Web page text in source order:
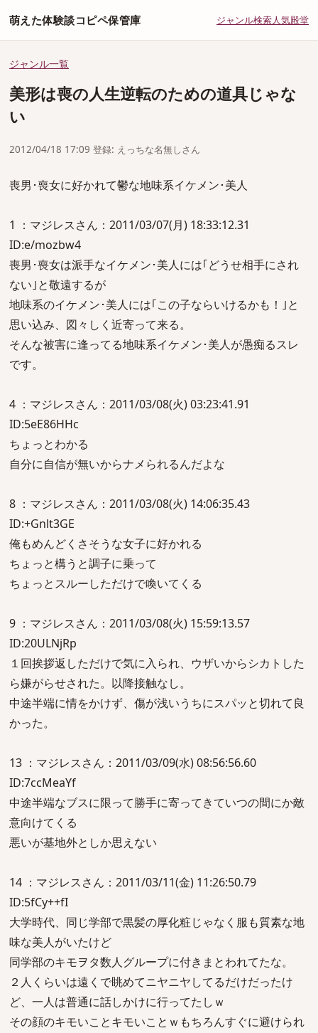
萌えた体験談コピペ保管庫 ジャンル検索人気殿堂
ジャンル一覧
美形は喪の人生逆転のための道具じゃな
い
2012/04/18 17:09 登録: えっちな名無しさん
喪男･喪女に好かれて鬱な地味系イケメン･美人
1 ：マジレスさん：2011/03/07(月) 18:33:12.31
ID:e/mozbw4
喪男･喪女は派手なイケメン･美人には｢どうせ相手にされ
ない｣と敬遠するが
地味系のイケメン･美人には｢この子ならいけるかも！｣と
思い込み、図々しく近寄って来る。
そんな被害に逢ってる地味系イケメン･美人が愚痴るスレ
です。
4 ：マジレスさん：2011/03/08(火) 03:23:41.91
ID:5eE86HHc
ちょっとわかる
自分に自信が無いからナメられるんだよな
8 ：マジレスさん：2011/03/08(火) 14:06:35.43
ID:+Gnlt3GE
俺もめんどくさそうな女子に好かれる
ちょっと構うと調子に乗って
ちょっとスルーしただけで喚いてくる
9 ：マジレスさん：2011/03/08(火) 15:59:13.57
ID:20ULNjRp
１回挨拶返しただけで気に入られ、ウザいからシカトした
ら嫌がらせされた。以降接触なし。
中途半端に情をかけず、傷が浅いうちにスパッと切れて良
かった。
13 ：マジレスさん：2011/03/09(水) 08:56:56.60
ID:7ccMeaYf
中途半端なブスに限って勝手に寄ってきていつの間にか敵
意向けてくる
悪いが基地外としか思えない
14 ：マジレスさん：2011/03/11(金) 11:26:50.79
ID:5fCy++fI
大学時代、同じ学部で黒髪の厚化粧じゃなく服も質素な地
味な美人がいたけど
同学部のキモヲタ数人グループに付きまとわれてたな。
２人くらいは遠くで眺めてニヤニヤしてるだけだったけ
ど、一人は普通に話しかけに行ってたしｗ
その顔のキモいことキモいことｗもちろんすぐに避けられ